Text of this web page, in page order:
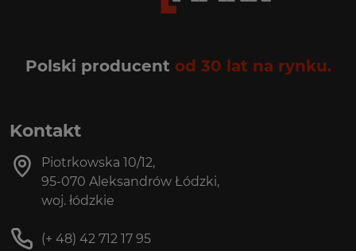
Polski producent od 30 lat na rynku.
Kontakt
Piotrkowska 10/12,
95-070 Aleksandrów Łódzki,
woj. łódzkie
(+ 48) 42 712 17 95